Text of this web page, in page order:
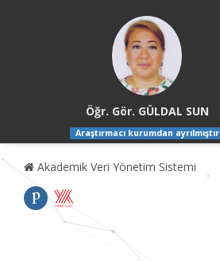
Öğr. Gör. GÜLDAL SUN
Araştırmacı kurumdan ayrılmıştır
Akademik Veri Yönetim Sistemi